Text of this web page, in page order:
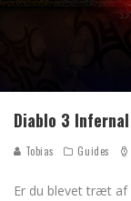
Diablo 3
Tobias Guides
Er du blevet træt